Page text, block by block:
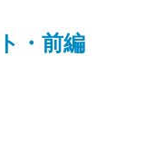
・前編